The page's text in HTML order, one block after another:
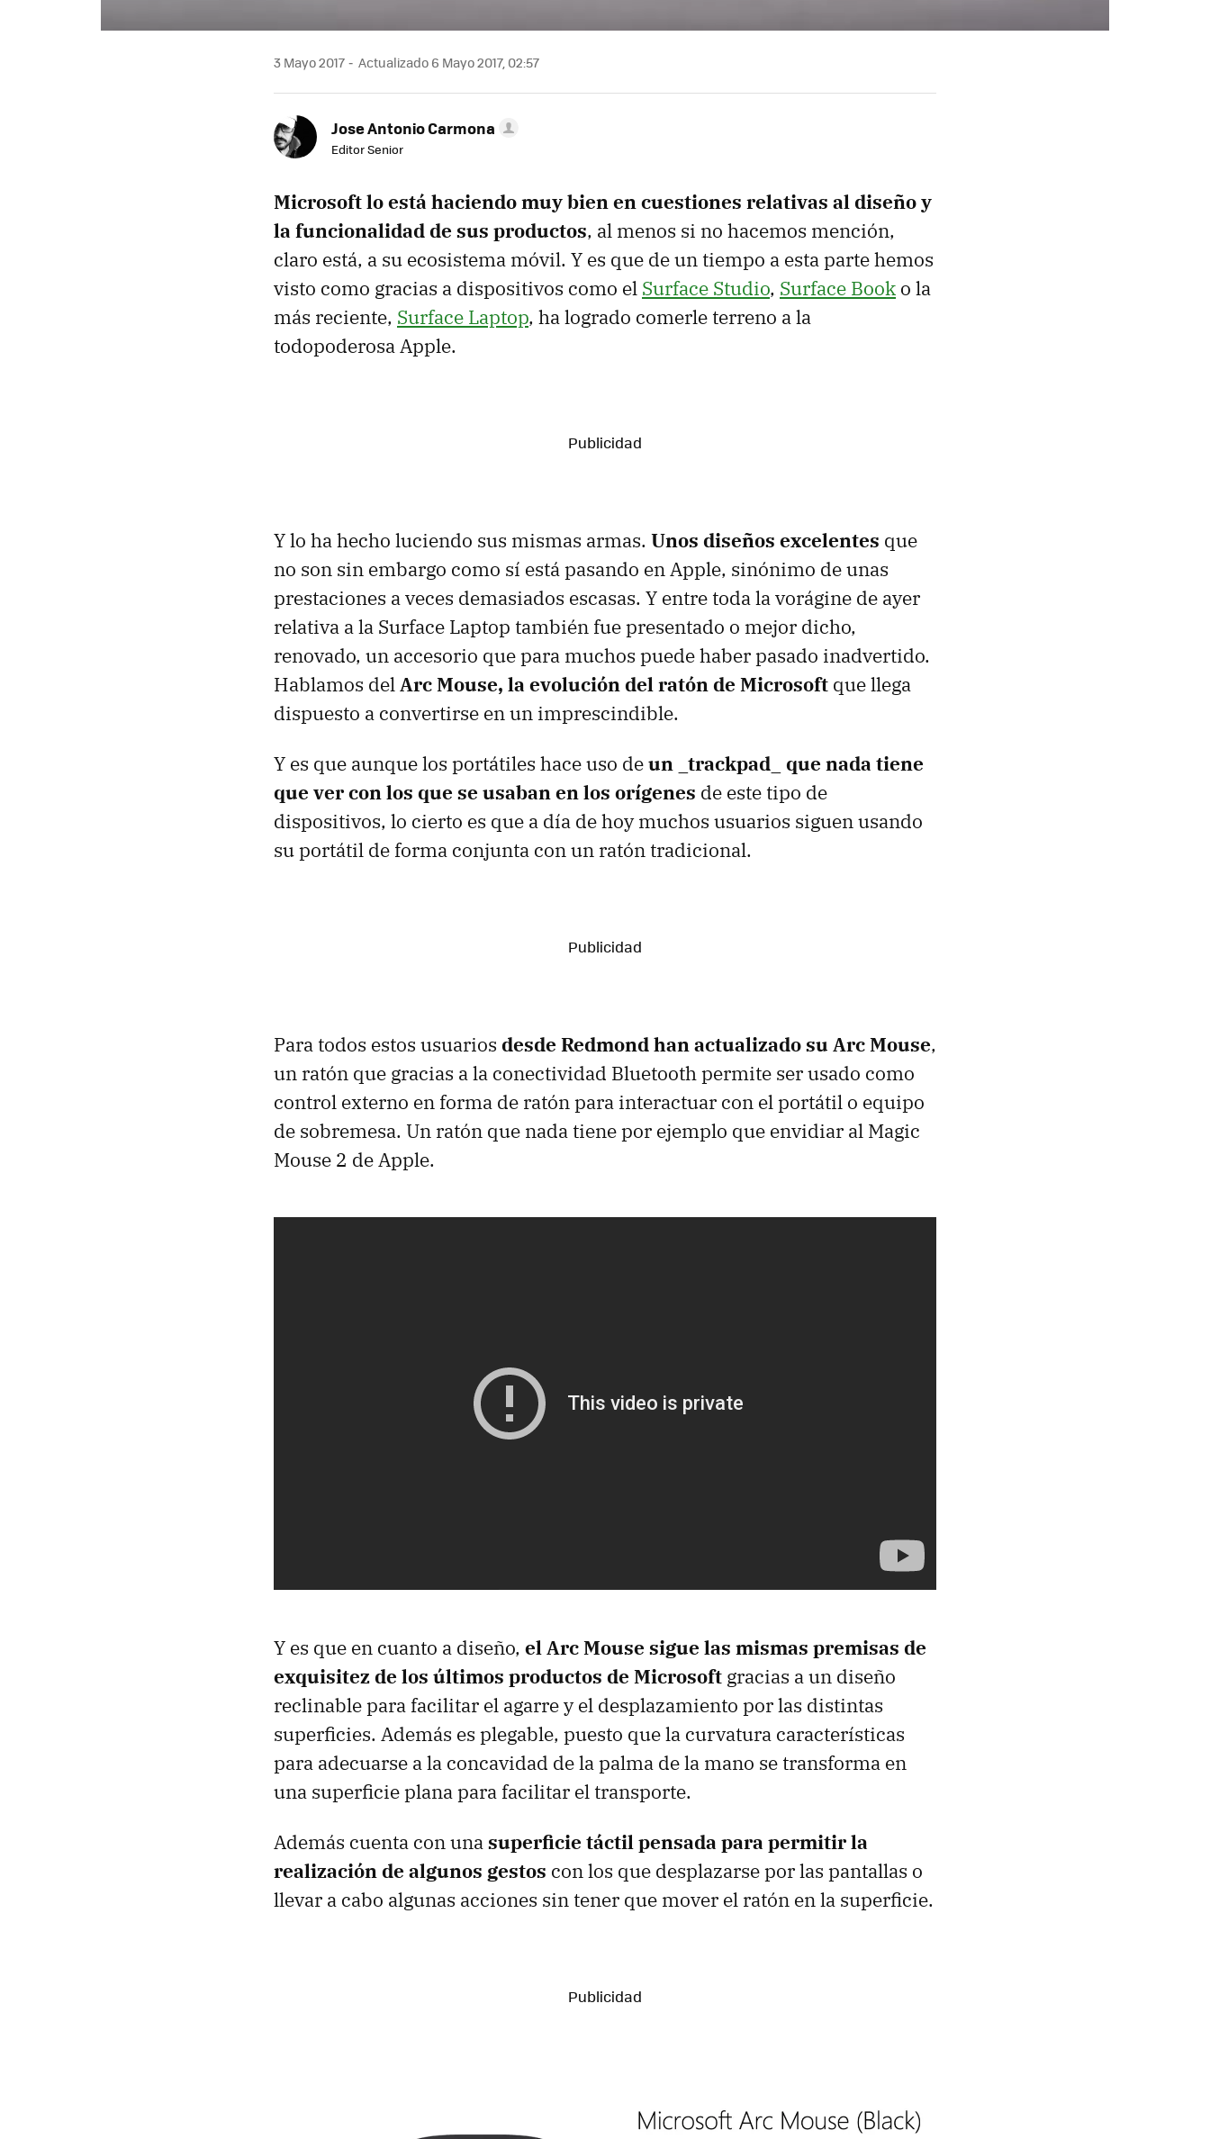
3 Mayo 2017 Actualizado 6 Mayo 2017, 02:57
Jose Antonio Carmona
Editor Senior
Microsoft lo está haciendo muy bien en cuestiones relativas al diseño y
la funcionalidad de sus productos, al menos si no hacemos mención,
claro está, a su ecosistema móvil. Y es que de un tiempo a esta parte hemos
visto como gracias a dispositivos como el Surface Studio, Surface Book o la
más reciente, Surface Laptop, ha logrado comerle terreno a la
todopoderosa Apple.
Y lo ha hecho luciendo sus mismas armas. Unos diseños excelentes que
no son sin embargo como sí está pasando en Apple, sinónimo de unas
prestaciones a veces demasiados escasas. Y entre toda la vorágine de ayer
relativa a la Surface Laptop también fue presentado o mejor dicho,
renovado, un accesorio que para muchos puede haber pasado inadvertido.
Hablamos delArc Mouse, la evolución del ratón de Microsoft que llega
dispuesto a convertirse en un imprescindible.
Y es que aunque los portátiles hace uso deun _trackpad_ que nada tiene
que ver con los que se usaban en los orígenes de este tipo de
dispositivos, lo cierto es que a día de hoy muchos usuarios siguen usando
su portátil de forma conjunta con un ratón tradicional.
Para todos estos usuarios desde Redmond han actualizado su Arc Mouse,
un ratón que gracias a la conectividad Bluetooth permite ser usado como
control externo en forma de ratón para interactuar con el portátil o equipo
de sobremesa. Un ratón que nada tiene por ejemplo que envidiar al Magic
Mouse 2 de Apple.
Y es que en cuanto a diseño, el Arc Mouse sigue las mismas premisas de
exquisitez de los últimos productos de Microsoft gracias a un diseño
reclinable para facilitar el agarre y el desplazamiento por las distintas
superficies. Además es plegable, puesto que la curvatura características
para adecuarse a la concavidad de la palma de la mano se transforma en
una superficie plana para facilitar el transporte.
Además cuenta con unasuperficie táctil pensada para permitir la
realización de algunos gestos con los que desplazarse por las pantallas o
llevar a cabo algunas acciones sin tener que mover el ratón en la superficie.